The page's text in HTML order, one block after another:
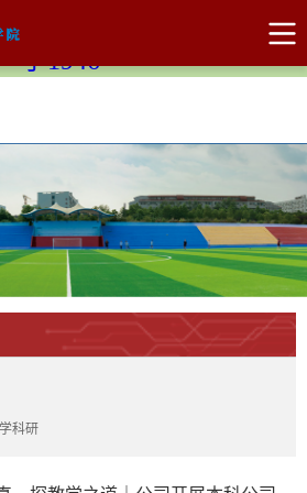
-韦德(中国)体育-伟大始
于1946
科研